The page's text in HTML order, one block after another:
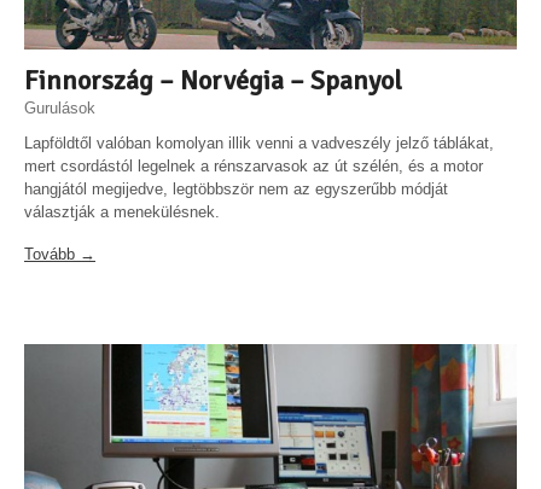
Finnország – Norvégia – Spanyol
Gurulások
Lapföldtől valóban komolyan illik venni a vadveszély jelző táblákat,
mert csordástól legelnek a rénszarvasok az út szélén, és a motor
hangjától megijedve, legtöbbször nem az egyszerűbb módját
választják a menekülésnek.
Tovább →